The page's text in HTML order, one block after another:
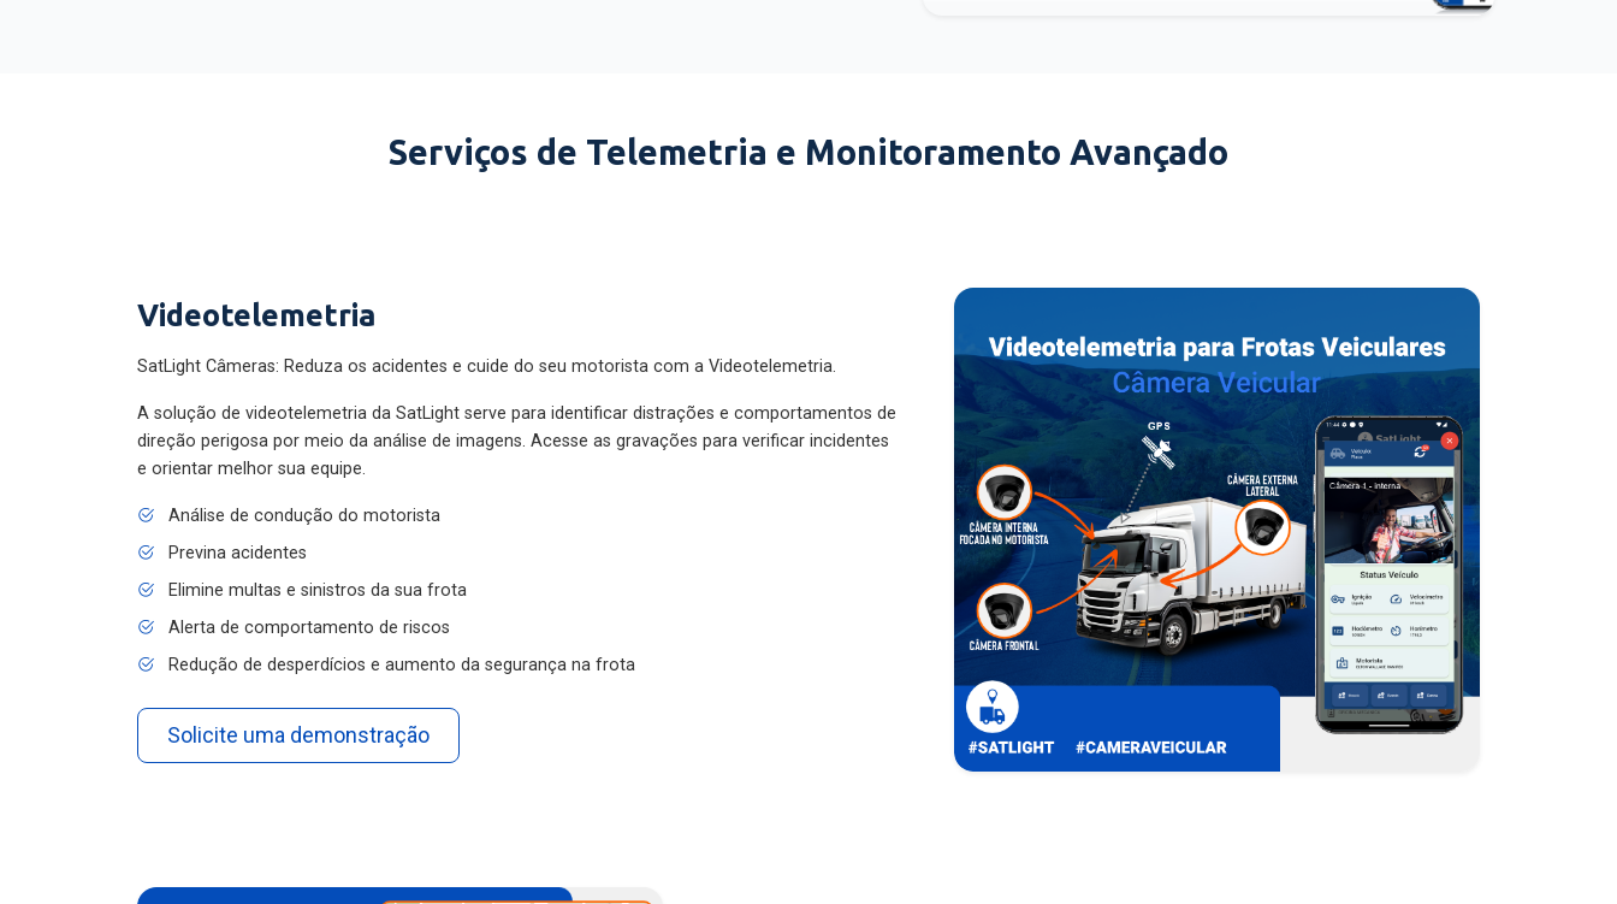
Serviços de Telemetria e Monitoramento Avançado
Videotelemetria
SatLight Câmeras: Reduza os acidentes e cuide do seu motorista com a Videotelemetria.
A solução de videotelemetria da SatLight serve para identificar distrações e comportamentos de
direção perigosa por meio da análise de imagens. Acesse as gravações para verificar incidentes
e orientar melhor sua equipe.
Análise de condução do motorista
Previna acidentes
Elimine multas e sinistros da sua frota
Alerta de comportamento de riscos
Redução de desperdícios e aumento da segurança na frota
Solicite uma demonstração